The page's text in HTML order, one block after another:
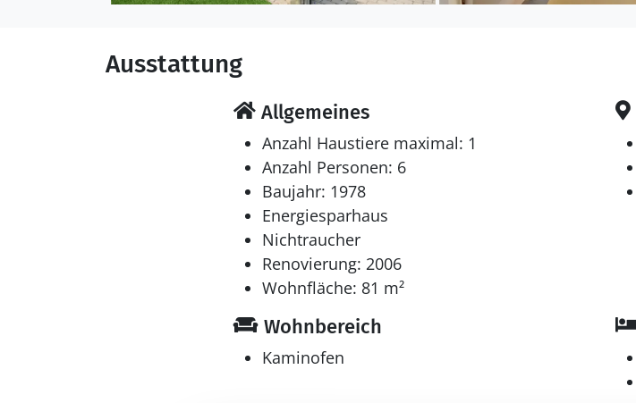
Ausstattung
Allgemeines
Anzahl Haustiere maximal: 1
Anzahl Personen: 6
Baujahr: 1978
Energiesparhaus
Nichtraucher
Renovierung: 2006
Wohnfläche: 81 m²
Wohnbereich
Kaminofen